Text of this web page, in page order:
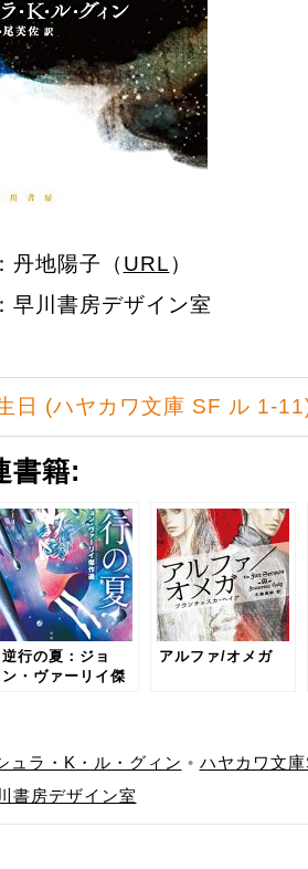
丹地陽子（ URL ）
早川書房デザイン室
日 (ハヤカワ文庫 SF ル 1-
書籍:
逆行の夏：ジョ
ン・ヴァーリイ傑
アルファ/オメガ
ュラ・K・ル・グィン • ハヤカワ文
書房デザイン室